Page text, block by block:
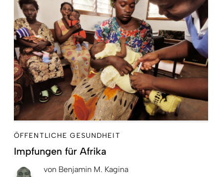
ÖFFENTLICHE GESUNDHEIT
Impfungen für Afrika
von Benjamin M. Kagina